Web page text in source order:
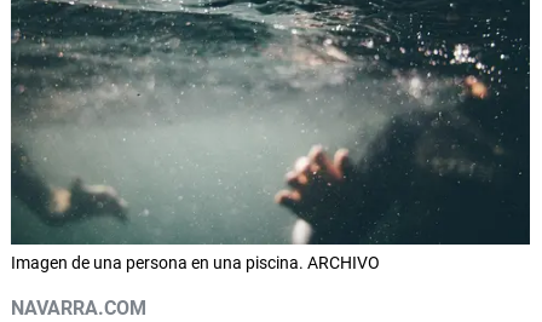
Imagen de una persona en una piscina. ARCHIVO
NAVARRA.COM